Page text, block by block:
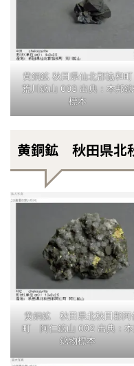
黄銅鉱 秋田県仙北郡協和
荒川鉱山 003 出典：本邦
標本
黄銅鉱 秋田県北
黄銅鉱 秋田県北秋田郡阿
町 阿仁鉱山 002 出典：
鉱物標本